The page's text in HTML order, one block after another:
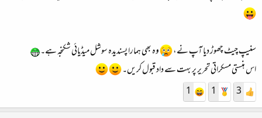
سنیپ چیٹ چھوڑ دیا آپ نے،
وہ بھی ہمارا پسندیدہ سوشل میڈیائی شکنجہ ہے۔
اس ہنستی مسکراتی تحریر پر بہت سے داد قبول کریں۔
3
1
1